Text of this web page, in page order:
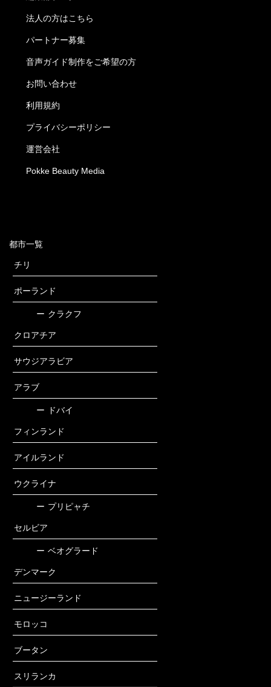
法人の方はこちら
パートナー募集
音声ガイド制作をご希望の方
お問い合わせ
利用規約
プライバシーポリシー
運営会社
Pokke Beauty Media
都市一覧
チリ
ポーランド
ー クラクフ
クロアチア
サウジアラビア
アラブ
ー ドバイ
フィンランド
アイルランド
ウクライナ
ー プリピャチ
セルビア
ー ベオグラード
デンマーク
ニュージーランド
モロッコ
ブータン
スリランカ